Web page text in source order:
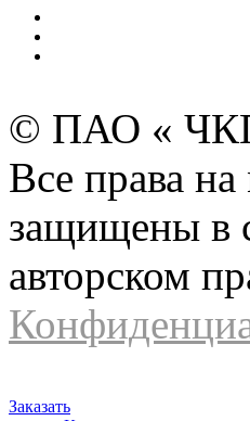
© ПАО «
Все права
защищены в
авторском
Заказать